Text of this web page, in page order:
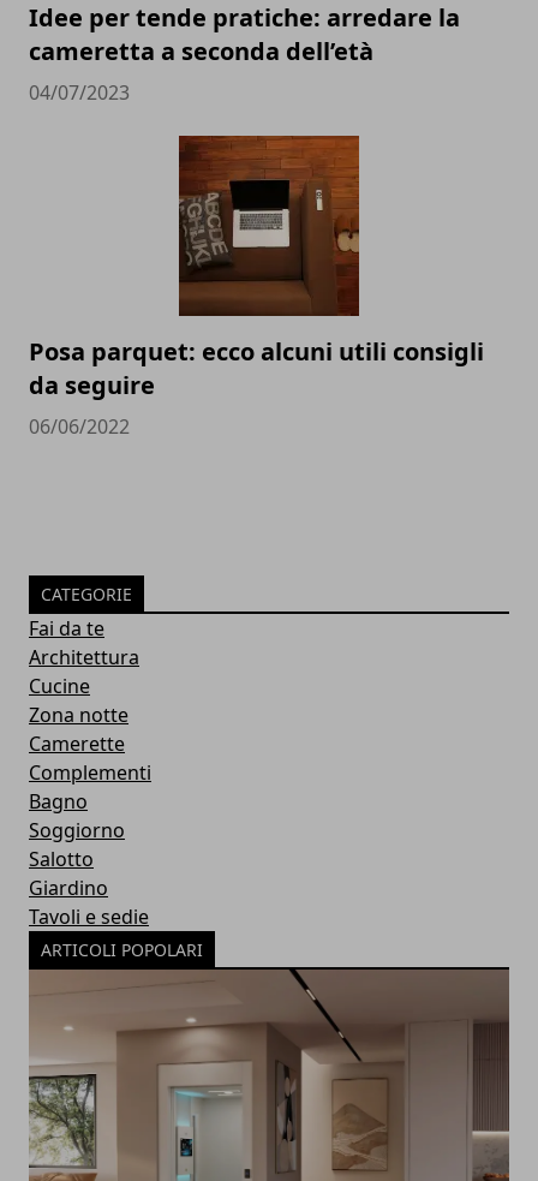
Idee per tende pratiche: arredare la
cameretta a seconda dell’età
04/07/2023
Posa parquet: ecco alcuni utili consigli
da seguire
06/06/2022
CATEGORIE
Fai da te
Architettura
Cucine
Zona notte
Camerette
Complementi
Bagno
Soggiorno
Salotto
Giardino
Tavoli e sedie
ARTICOLI POPOLARI